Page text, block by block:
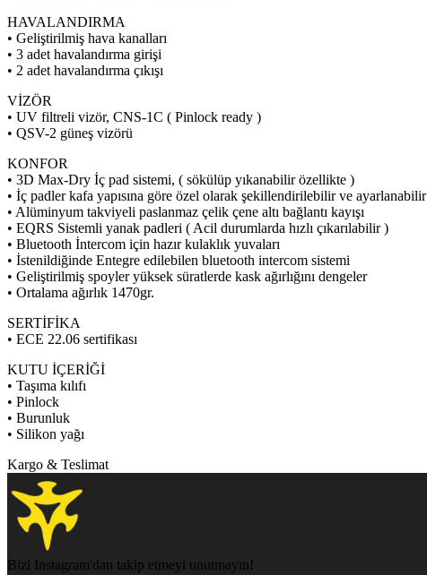
HAVALANDIRMA
• Geliştirilmiş hava kanalları
• 3 adet havalandırma girişi
• 2 adet havalandırma çıkışı
VİZÖR
• UV filtreli vizör, CNS-1C ( Pinlock ready )
• QSV-2 güneş vizörü
KONFOR
• 3D Max-Dry İç pad sistemi, ( sökülüp yıkanabilir özellikte )
• İç padler kafa yapısına göre özel olarak şekillendirilebilir ve ayarlanabilir
• Alüminyum takviyeli paslanmaz çelik çene altı bağlantı kayışı
• EQRS Sistemli yanak padleri ( Acil durumlarda hızlı çıkarılabilir )
• Bluetooth İntercom için hazır kulaklık yuvaları
• İstenildiğinde Entegre edilebilen bluetooth intercom sistemi
• Geliştirilmiş spoyler yüksek süratlerde kask ağırlığını dengeler
• Ortalama ağırlık 1470gr.
SERTİFİKA
• ECE 22.06 sertifikası
KUTU İÇERİĞİ
• Taşıma kılıfı
• Pinlock
• Burunluk
• Silikon yağı
Kargo & Teslimat
Bizi Instagram'dan takip etmeyi unutmayın!